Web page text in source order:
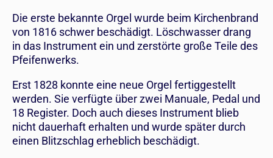
Die erste bekannte Orgel wurde beim Kirchenbrand
von 1816 schwer beschädigt. Löschwasser drang
in das Instrument ein und zerstörte große Teile des
Pfeifenwerks.
Erst 1828 konnte eine neue Orgel fertiggestellt
werden. Sie verfügte über zwei Manuale, Pedal und
18 Register. Doch auch dieses Instrument blieb
nicht dauerhaft erhalten und wurde später durch
einen Blitzschlag erheblich beschädigt.